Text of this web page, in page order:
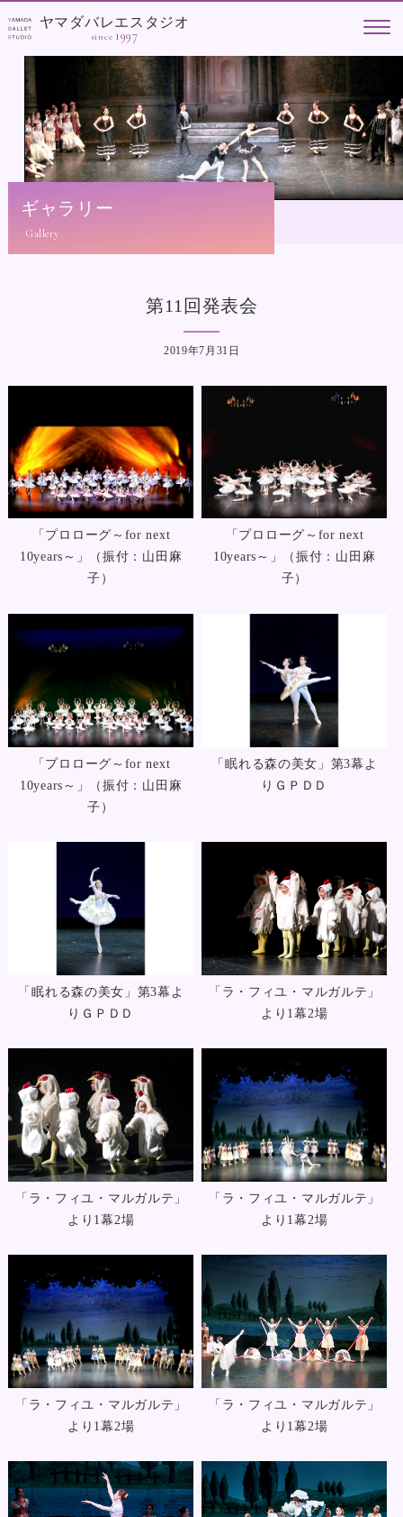
ヤマダバレエスタジオ
since 1997
ギャラリー
第11回発表会
2019年7月31日
「プロローグ～for next
10years～」（振付：山田麻
子）
「プロローグ～for next
10years～」（振付：山田麻
子）
「プロローグ～for next
10years～」（振付：山田麻
子）
「眠れる森の美女」第3幕よ
りＧＰＤＤ
「眠れる森の美女」第3幕よ
りＧＰＤＤ
「ラ・フィユ・マルガルテ」
より1幕2場
「ラ・フィユ・マルガルテ」
より1幕2場
「ラ・フィユ・マルガルテ」
より1幕2場
「ラ・フィユ・マルガルテ」
より1幕2場
「ラ・フィユ・マルガルテ」
より1幕2場